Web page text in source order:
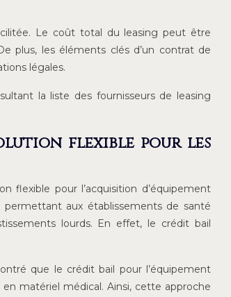
Le coût total du leasing peut être
plus, les éléments clés d’un contrat de
légales.
la liste des fournisseurs de leasing
flexible pour les
pour l’acquisition d’équipement
aux établissements de santé
lourds. En effet, le crédit bail
que le crédit bail pour l’équipement
matériel médical. Ainsi, cette approche